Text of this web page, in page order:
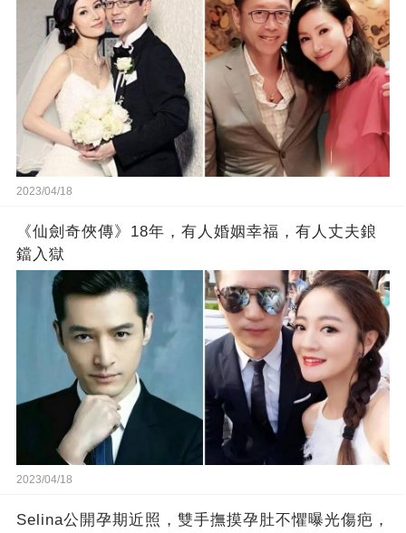
2023/04/18
《仙劍奇俠傳》18年，有人婚姻幸福，有人丈夫鋃
鐺入獄
2023/04/18
Selina公開孕期近照，雙手撫摸孕肚不懼曝光傷疤，